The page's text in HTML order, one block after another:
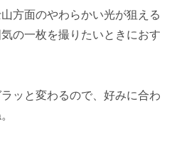
方面のやわらかい光が狙える
の一枚を撮りたいときにおす
ッと変わるので、好みに合わ